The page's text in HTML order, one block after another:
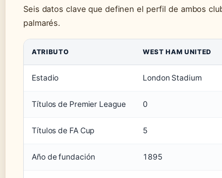
Seis datos clave que definen el perfil de ambos
palmarés.
ATRIBUTO WEST HAM UNITED
Estadio London Stadium
Títulos de Premier League 0
Títulos de FA Cup 5
Año de fundación 1895